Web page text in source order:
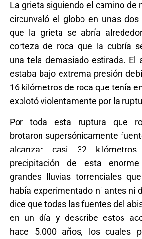
La grieta siguiendo el camino de
circunvaló el globo en unas
que la grieta se abría
corteza de roca que la cubría
una tela demasiado estirada. El
estaba bajo extrema presión
16 kilómetros de roca que tenía
explotó violentamente por la
Por toda esta ruptura que
brotaron supersónicamente
alcanzar casi 32
precipitación de esta
grandes lluvias torrenciales
había experimentado ni antes ni
dice que todas las fuentes del
en un día y describe estos
hace 5.000 años, los cuales